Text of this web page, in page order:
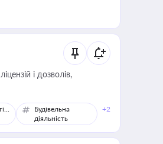
і дозволів,
Торгівля
Будівельна
діяльність
+2